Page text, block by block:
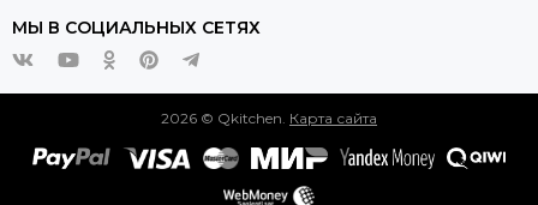
МЫ В СОЦИАЛЬНЫХ СЕТЯХ
2026 © Qkitchen. Карта сайта